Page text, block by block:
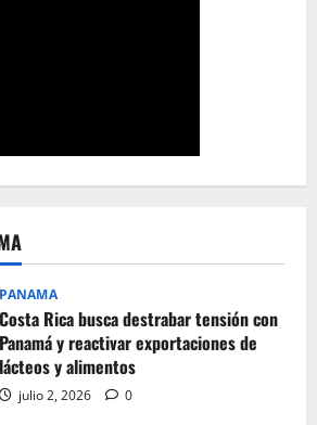
PANAMA
Costa Rica busca destrabar tensión con
Panamá y reactivar exportaciones de
lácteos y alimentos
julio 2, 2026 0